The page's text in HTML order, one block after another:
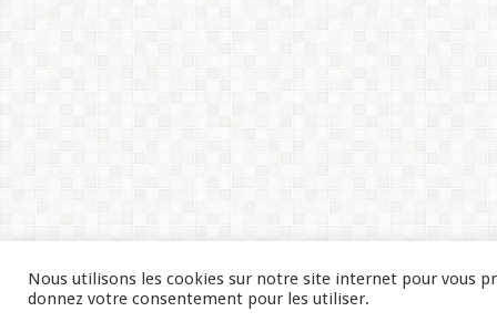
Nous utilisons les cookies sur notre site internet pour vous
donnez votre consentement pour les utiliser.